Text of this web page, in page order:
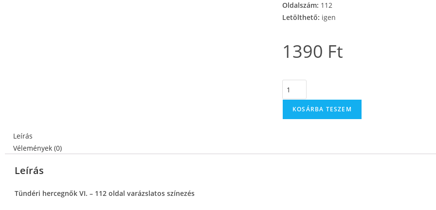
Oldalszám: 112
Letölthető: igen
1390 Ft
KOSÁRBA TESZEM
Leírás
Vélemények (0)
Leírás
Tündéri hercegnők VI. – 112 oldal varázslatos színezés